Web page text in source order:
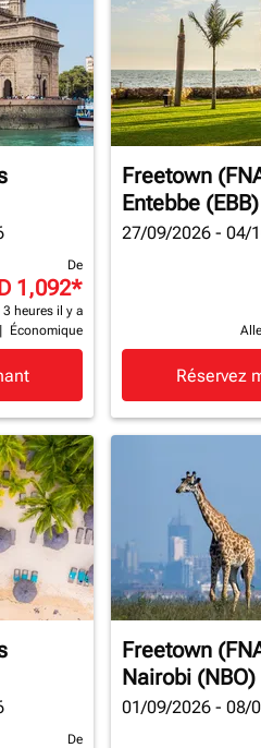
De
1,092*
3 heures il y a
Économique
Freetown
Entebbe (EBB)
27/09/2026 - 04/
Réservez
De
Freetown
Nairobi (NBO)
01/09/2026 - 08/